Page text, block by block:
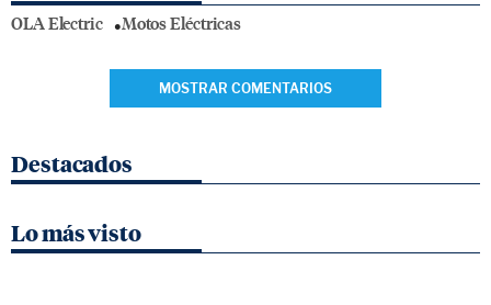
OLA Electric Motos Eléctricas
MOSTRAR COMENTARIOS
Destacados
Lo más visto